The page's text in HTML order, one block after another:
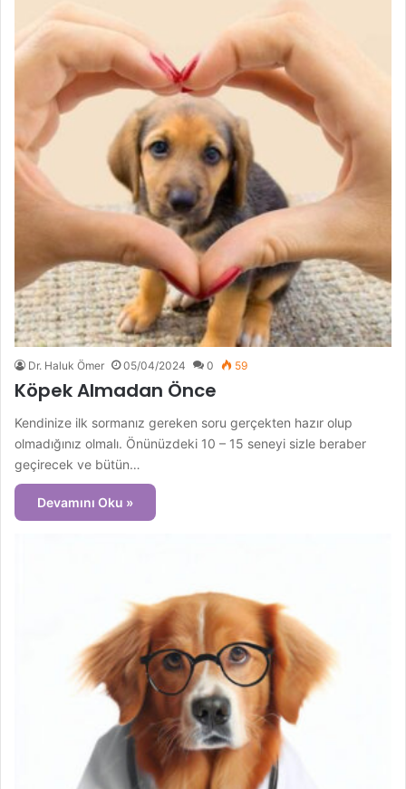
Dr. Haluk Ömer 05/04/2024 0 59
Köpek Almadan Önce
Kendinize ilk sormanız gereken soru gerçekten hazır olup
olmadığınız olmalı. Önünüzdeki 10 – 15 seneyi sizle beraber
geçirecek ve bütün…
Devamını Oku »